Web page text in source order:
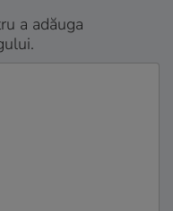
a adăuga